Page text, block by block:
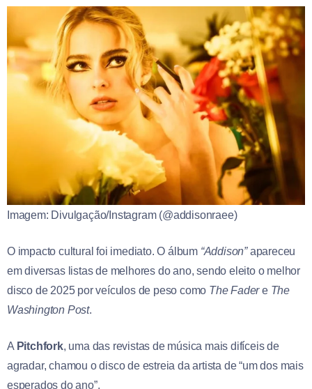
Imagem: Divulgação/Instagram (@addisonraee)
O impacto cultural foi imediato. O álbum “Addison”apareceu
em diversas listas de melhores do ano, sendo eleito o melhor
disco de 2025 por veículos de peso como The Fadere The
Washington Post.
A Pitchfork, uma das revistas de música mais difíceis de
agradar, chamou o disco de estreia da artista de “um dos mais
esperados do ano”.